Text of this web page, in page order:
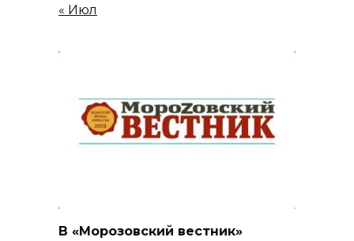
« Июл
В «Морозовский вестник»